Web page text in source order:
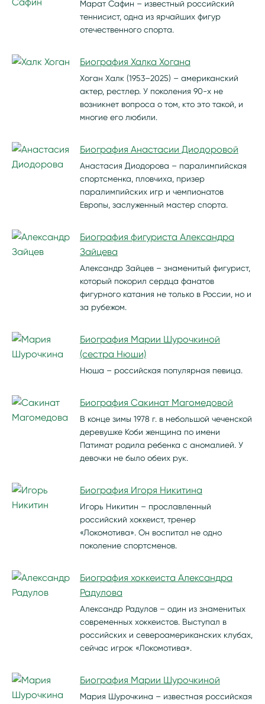
Марат Сафин – известный российский
теннисист, одна из ярчайших фигур
отечественного спорта.
Биография Халка Хогана
Хоган Халк (1953–2025) – американский
актер, рестлер. У поколения 90-х не
возникнет вопроса о том, кто это такой, и
многие его любили.
Биография Анастасии Диодоровой
Анастасия Диодорова – паралимпийская
спортсменка, пловчиха, призер
паралимпийских игр и чемпионатов
Европы, заслуженный мастер спорта.
Биография фигуриста Александра
Зайцева
Александр Зайцев – знаменитый фигурист,
который покорил сердца фанатов
фигурного катания не только в России, но и
за рубежом.
Биография Марии Шурочкиной
(сестра Нюши)
Нюша – российская популярная певица.
Биография Сакинат Магомедовой
В конце зимы 1978 г. в небольшой чеченской
деревушке Коби женщина по имени
Патимат родила ребенка с аномалией. У
девочки не было обеих рук.
Биография Игоря Никитина
Игорь Никитин – прославленный
российский хоккеист, тренер
«Локомотива». Он воспитал не одно
поколение спортсменов.
Биография хоккеиста Александра
Радулова
Александр Радулов – один из знаменитых
современных хоккеистов. Выступал в
российских и североамериканских клубах,
сейчас игрок «Локомотива».
Биография Марии Шурочкиной
Мария Шурочкина – известная российская